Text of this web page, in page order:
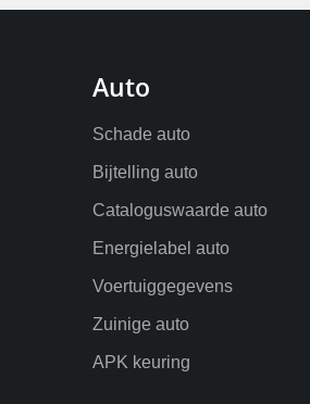
Auto
Schade auto
Bijtelling auto
Cataloguswaarde auto
Energielabel auto
Voertuiggegevens
Zuinige auto
APK keuring